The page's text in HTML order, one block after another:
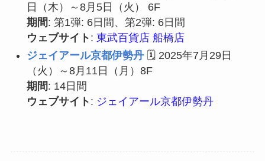
日（木）～8月5日（火） 6F
期間: 第1弾: 6日間、第2弾: 6日間
ウェブサイト : 東武百貨店 船橋店
ジェイアール京都伊勢丹🗓 2025年7月29日
（火）～8月11日（月）8F
期間: 14日間
ウェブサイト : ジェイアール京都伊勢丹